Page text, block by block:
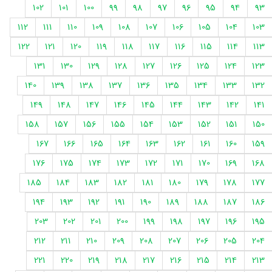
93
94
95
96
97
98
99
100
101
102
103
104
105
106
107
108
109
110
111
112
113
114
115
116
117
118
119
120
121
122
123
124
125
126
127
128
129
130
131
132
133
134
135
136
137
138
139
140
141
142
143
144
145
146
147
148
149
150
151
152
153
154
155
156
157
158
159
160
161
162
163
164
165
166
167
168
169
170
171
172
173
174
175
176
177
178
179
180
181
182
183
184
185
186
187
188
189
190
191
192
193
194
195
196
197
198
199
200
201
202
203
204
205
206
207
208
209
210
211
212
213
214
215
216
217
218
219
220
221